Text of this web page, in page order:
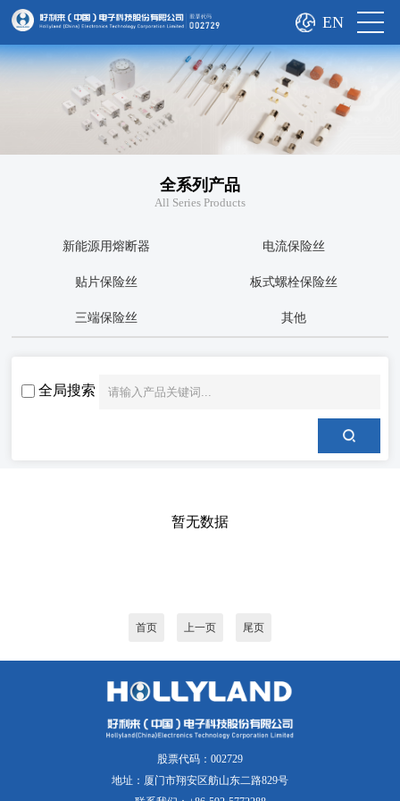
EN
全系列产品
All Series Products
新能源用熔断器 电流保险丝
贴片保险丝 板式螺栓保险丝
三端保险丝 其他
全局搜索
暂无数据
首页 上一页 尾页
股票代码：002729
地址：厦门市翔安区舫山东二路829号